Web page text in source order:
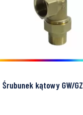
Śrubunek kątowy GW/GZ